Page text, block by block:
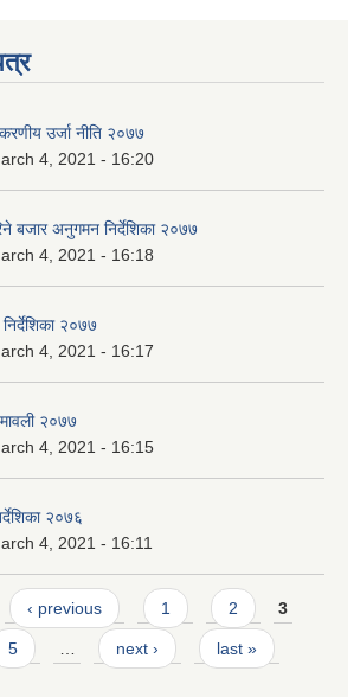
उर्जा नीति २०७७
4, 2021 - 16:20
बजार अनुगमन निर्देशिका २०७७
4, 2021 - 16:18
२०७७
4, 2021 - 16:17
२०७७
4, 2021 - 16:15
२०७६
4, 2021 - 16:11
‹ previous 1 2 3
5 next › last »